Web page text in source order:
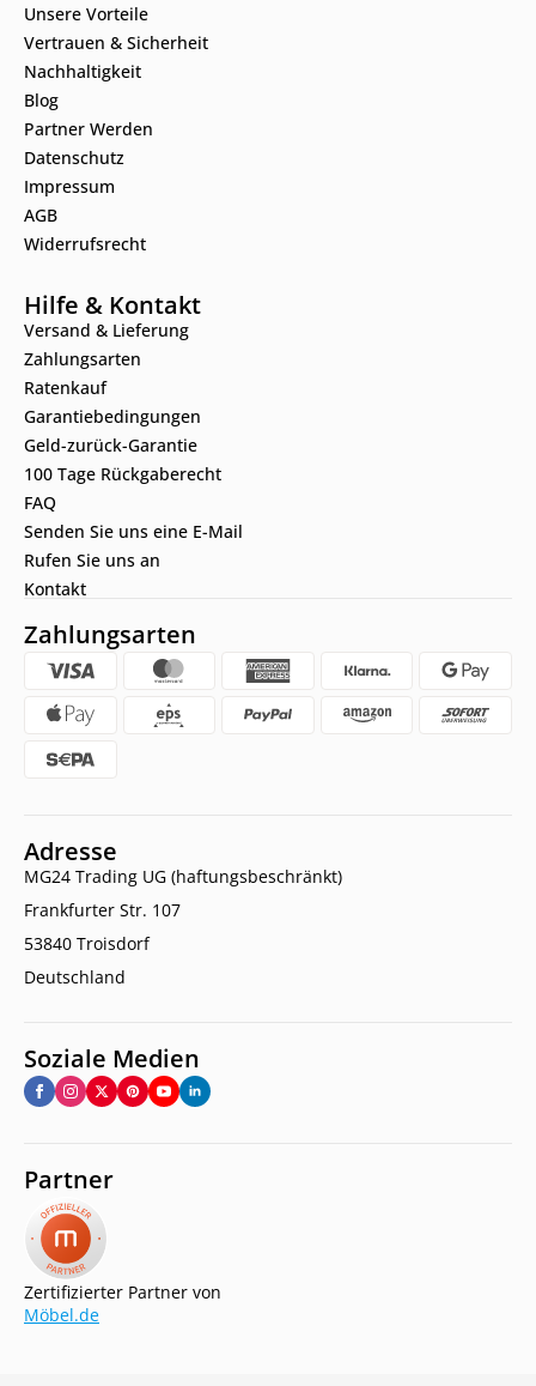
Unsere Vorteile
Vertrauen & Sicherheit
Nachhaltigkeit
Blog
Partner Werden
Datenschutz
Impressum
AGB
Widerrufsrecht
Hilfe & Kontakt
Versand & Lieferung
Zahlungsarten
Ratenkauf
Garantiebedingungen
Geld-zurück-Garantie
100 Tage Rückgaberecht
FAQ
Senden Sie uns eine E-Mail
Rufen Sie uns an
Kontakt
Zahlungsarten
Adresse
MG24 Trading UG (haftungsbeschränkt)
Frankfurter Str. 107
53840 Troisdorf
Deutschland
Soziale Medien
Partner
Zertifizierter Partner von
Möbel.de